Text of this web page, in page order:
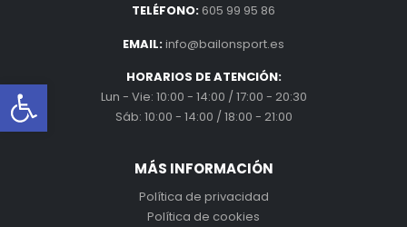
Abrir barra de herramientas
TELÉFONO: 605 99 95 86
EMAIL:info@bailonsport.es
HORARIOS DE ATENCIÓN:
Lun - Vie: 10:00 - 14:00 / 17:00 - 20:30
Sáb: 10:00 - 14:00 / 18:00 - 21:00
MÁS INFORMACIÓN
Política de privacidad
Política de cookies